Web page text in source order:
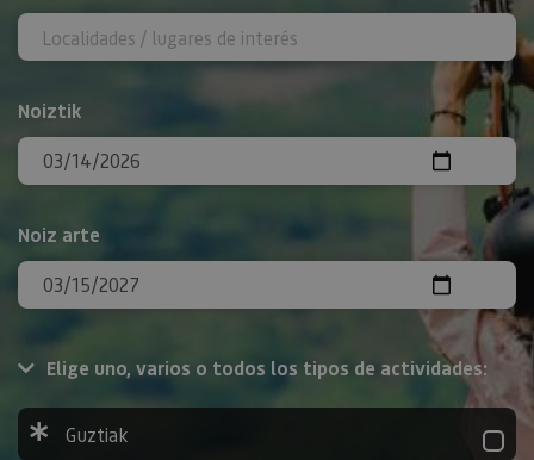
Noiztik
Noiz arte
Elige uno, varios o todos los tipos de actividades:
Guztiak